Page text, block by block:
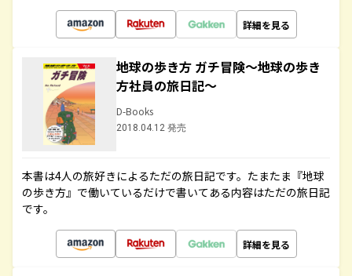
詳細を見る
地球の歩き方 ガチ冒険～地球の歩き
方社員の旅日記～
D-Books
2018.04.12 発売
本書は4人の旅好きによるただの旅日記です。たまたま『地球
の歩き方』で働いているだけで書いてある内容はただの旅日記
です。
詳細を見る